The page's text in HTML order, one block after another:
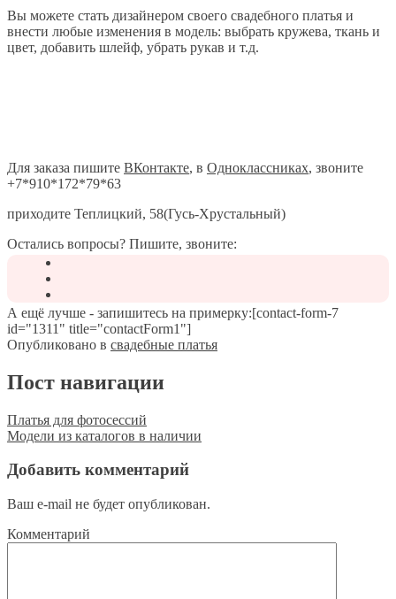
Вы можете стать дизайнером своего свадебного платья и
внести любые изменения в модель: выбрать кружева, ткань и
цвет, добавить шлейф, убрать рукав и т.д.
Для заказа пишите ВКонтакте, в Одноклассниках, звоните
+7*910*172*79*63
приходите Теплицкий, 58(Гусь-Хрустальный)
Остались вопросы? Пишите, звоните:
А ещё лучше - запишитесь на примерку:[contact-form-7
id="1311" title="contactForm1"]
Опубликовано в свадебные платья
Пост навигации
Платья для фотосессий
Модели из каталогов в наличии
Добавить комментарий
Ваш e-mail не будет опубликован.
Комментарий